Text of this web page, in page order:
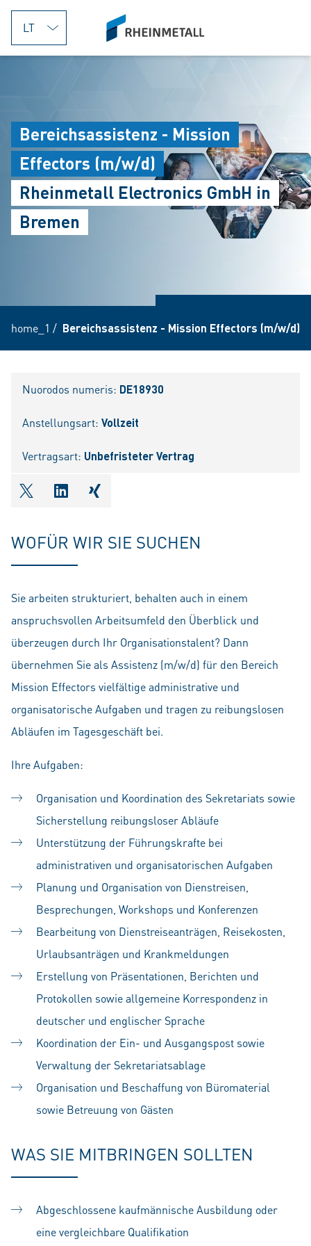
jumpToMain
siteLogo
Bereichsassistenz - Mission
Effectors (m/w/d)
Rheinmetall Electronics GmbH in
Bremen
home_1 / Bereichsassistenz - Mission Effectors (m/w/d)
Nuorodos numeris: DE18930
Anstellungsart: Vollzeit
Vertragsart: Unbefristeter Vertrag
shareOntwitter
shareOnlinkedIn
shareOnxing
WOFÜR WIR SIE SUCHEN
Sie arbeiten strukturiert, behalten auch in einem
anspruchsvollen Arbeitsumfeld den Überblick und
überzeugen durch Ihr Organisationstalent? Dann
übernehmen Sie als Assistenz (m/w/d) für den Bereich
Mission Effectors vielfältige administrative und
organisatorische Aufgaben und tragen zu reibungslosen
Abläufen im Tagesgeschäft bei.
Ihre Aufgaben:
Organisation und Koordination des Sekretariats sowie
Sicherstellung reibungsloser Abläufe
Unterstützung der Führungskrafte bei
administrativen und organisatorischen Aufgaben
Planung und Organisation von Dienstreisen,
Besprechungen, Workshops und Konferenzen
Bearbeitung von Dienstreiseanträgen, Reisekosten,
Urlaubsanträgen und Krankmeldungen
Erstellung von Präsentationen, Berichten und
Protokollen sowie allgemeine Korrespondenz in
deutscher und englischer Sprache
Koordination der Ein- und Ausgangspost sowie
Verwaltung der Sekretariatsablage
Organisation und Beschaffung von Büromaterial
sowie Betreuung von Gästen
WAS SIE MITBRINGEN SOLLTEN
Abgeschlossene kaufmännische Ausbildung oder
eine vergleichbare Qualifikation